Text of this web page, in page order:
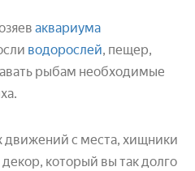
аквариума
водорослей, пещер,
рыбам необходимые
движений с места, хищники
который вы так долго